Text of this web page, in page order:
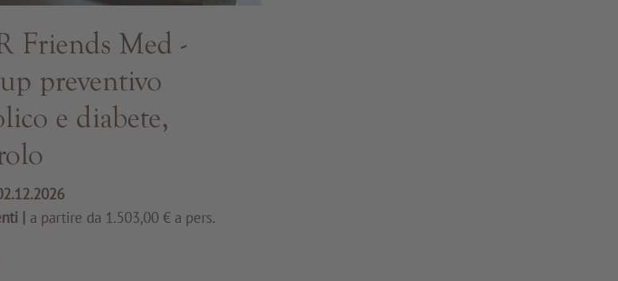
Friends Med -
preventivo
e diabete,
| a partire da 1.503,00 € a pers.